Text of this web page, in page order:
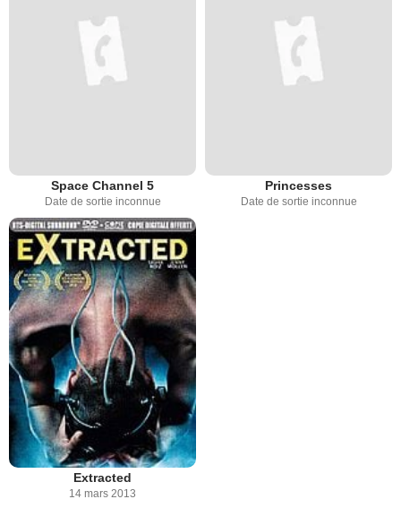
Space Channel 5
Date de sortie inconnue
Princesses
Date de sortie inconnue
Extracted
14 mars 2013